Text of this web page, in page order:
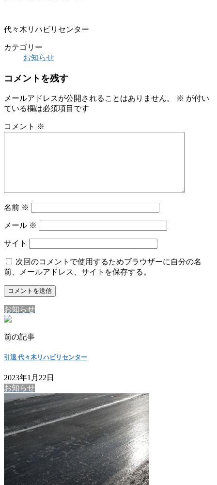
代々木リハビリセンター
カテゴリー
お知らせ
コメントを残す
メールアドレスが公開されることはありません。 ※ が付い
ている欄は必須項目です
コメント ※
名前 ※
メール ※
サイト
次回のコメントで使用するためブラウザーに自分の名
前、メールアドレス、サイトを保存する。
お知らせ
前の記事
引退 代々木リハビリセンター
2023年1月22日
お知らせ